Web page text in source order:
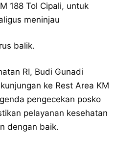
188 Tol Cipali, untuk
meninjau
balik.
RI, Budi Gunadi
ke Rest Area KM
pengecekan posko
pelayanan kesehatan
dengan baik.